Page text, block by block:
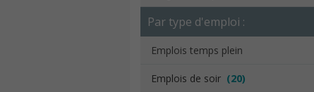
Par type d'emploi :
Emplois temps plein
Emplois de soir (20)